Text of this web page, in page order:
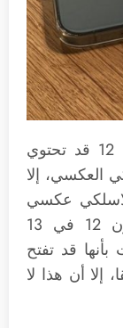
تشير الدلائل إلى أن سلسلة آي-فون 12 قد تحتوي
العكسي، إلا
عكسي
أثناء العرض التقديمي لإطلاق آي-فون 12 في 13
قد تفتح
إلا أن هذا لا